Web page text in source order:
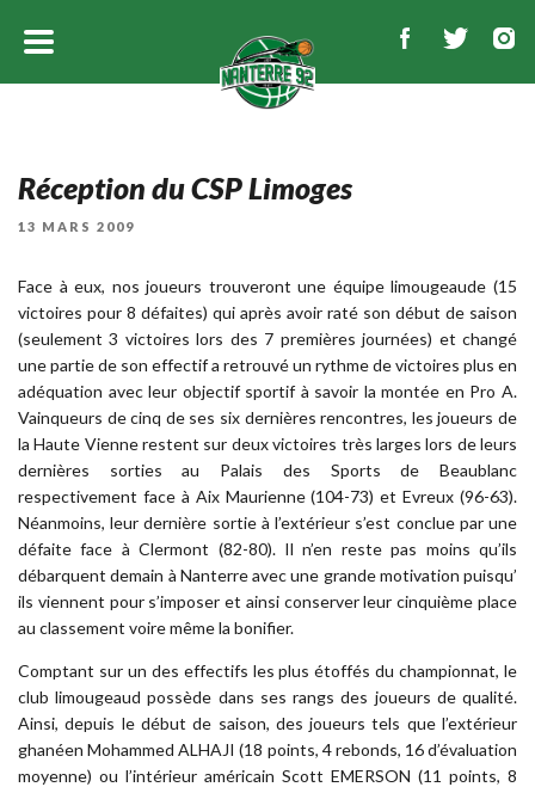
Réception du CSP Limoges
PUBLIÉ
13 MARS 2009
Face à eux, nos joueurs trouveront une équipe limougeaude (15
victoires pour 8 défaites) qui après avoir raté son début de saison
(seulement 3 victoires lors des 7 premières journées) et changé
une partie de son effectif a retrouvé un rythme de victoires plus en
adéquation avec leur objectif sportif à savoir la montée en Pro A.
Vainqueurs de cinq de ses six dernières rencontres, les joueurs de
la Haute Vienne restent sur deux victoires très larges lors de leurs
dernières sorties au Palais des Sports de Beaublanc
respectivement face à Aix Maurienne (104-73) et Evreux (96-63).
Néanmoins, leur dernière sortie à l’extérieur s’est conclue par une
défaite face à Clermont (82-80). Il n’en reste pas moins qu’ils
débarquent demain à Nanterre avec une grande motivation puisqu’
ils viennent pour s’imposer et ainsi conserver leur cinquième place
au classement voire même la bonifier.
Comptant sur un des effectifs les plus étoffés du championnat, le
club limougeaud possède dans ses rangs des joueurs de qualité.
Ainsi, depuis le début de saison, des joueurs tels que l’extérieur
ghanéen Mohammed ALHAJI (18 points, 4 rebonds, 16 d’évaluation
moyenne) ou l’intérieur américain Scott EMERSON (11 points, 8